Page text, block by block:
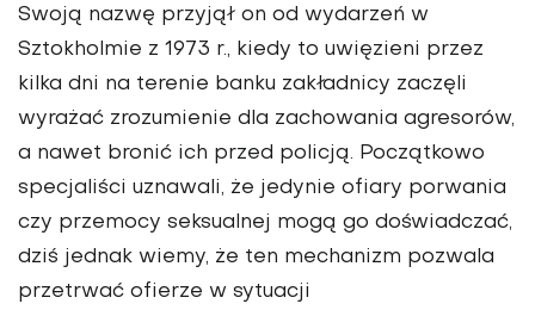
Swoją nazwę przyjął on od wydarzeń w
Sztokholmie z 1973 r., kiedy to uwięzieni przez
kilka dni na terenie banku zakładnicy zaczęli
wyrażać zrozumienie dla zachowania agresorów,
a nawet bronić ich przed policją. Początkowo
specjaliści uznawali, że jedynie ofiary porwania
czy przemocy seksualnej mogą go doświadczać,
dziś jednak wiemy, że ten mechanizm pozwala
przetrwać ofierze w sytuacji